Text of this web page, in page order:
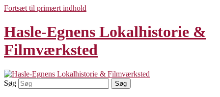
Fortsæt til primært indhold
Hasle-Egnens Lokalhistorie &
Filmværksted
Søg